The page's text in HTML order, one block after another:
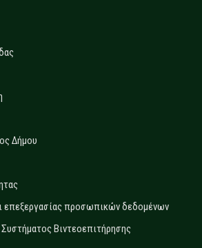
Δήμου
επεξεργασίας προσωπικών δεδομένων
Βιντεοεπιτήρησης